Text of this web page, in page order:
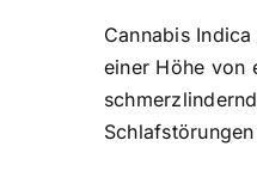
Cannabis
einer Höhe von